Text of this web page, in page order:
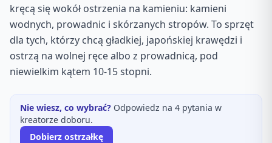
kręcą się wokół ostrzenia na kamieniu: kamieni
wodnych, prowadnic i skórzanych stropów. To sprzęt
dla tych, którzy chcą gładkiej, japońskiej krawędzi i
ostrzą na wolnej ręce albo z prowadnicą, pod
niewielkim kątem 10-15 stopni.
Nie wiesz, co wybrać? Odpowiedz na 4 pytania w
kreatorze doboru.
Dobierz ostrzałkę